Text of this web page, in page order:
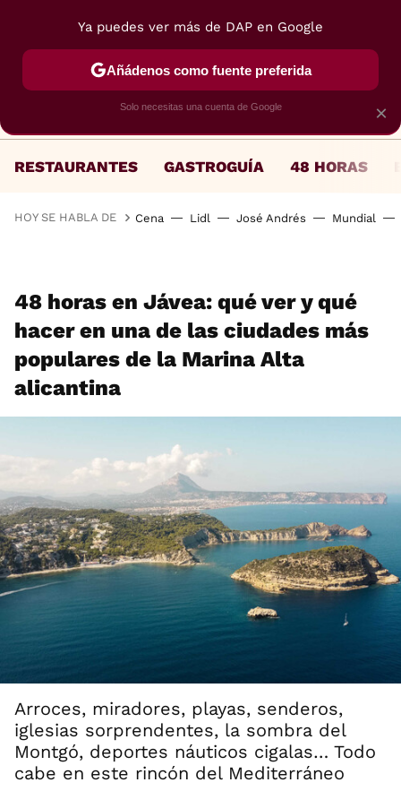
RESTAURANTES GASTROGUÍA 48 HORAS
HOY SE HABLA DE Cena Lidl José Andrés Mundial
48 horas en Jávea: qué ver y qué
hacer en una de las ciudades más
populares de la Marina Alta
alicantina
Arroces, miradores, playas, senderos,
iglesias sorprendentes, la sombra del
Montgó, deportes náuticos cigalas… Todo
cabe en este rincón del Mediterráneo
×
Ya puedes ver más de DAP en Google
Añádenos como fuente preferida
Solo necesitas una cuenta de Google